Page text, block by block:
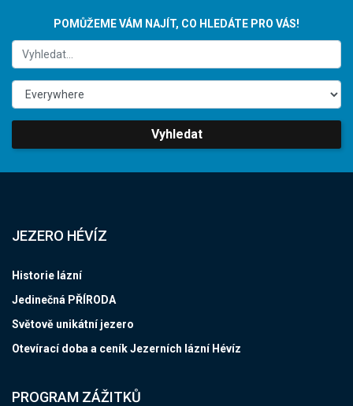
POMŮŽEME VÁM NAJÍT, CO HLEDÁTE PRO VÁS!
Vyhledat
JEZERO HÉVÍZ
Historie lázní
Jedinečná PŘÍRODA
Světově unikátní jezero
Otevírací doba a ceník Jezerních lázní Hévíz
PROGRAM ZÁŽITKŮ